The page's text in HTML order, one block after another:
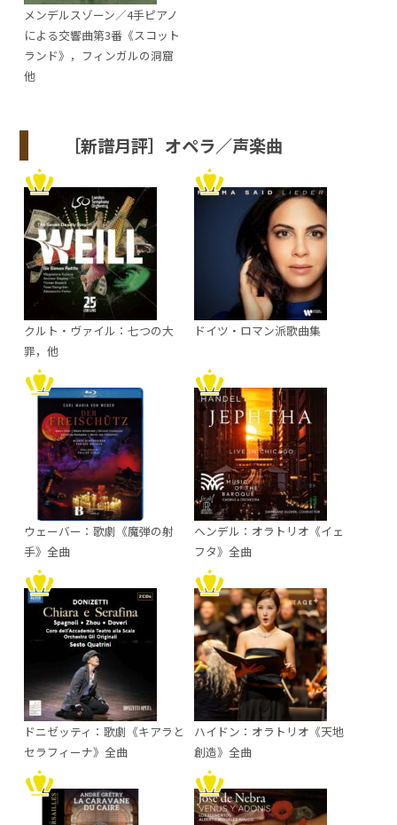
メンデルスゾーン／4手ピアノ
による交響曲第3番《スコット
ランド》，フィンガルの洞窟
他
［新譜月評］オペラ／声楽曲
クルト・ヴァイル：七つの大
罪，他
ドイツ・ロマン派歌曲集
ウェーバー：歌劇《魔弾の射
手》全曲
ヘンデル：オラトリオ《イェ
フタ》全曲
ドニゼッティ：歌劇《キアラと
セラフィーナ》全曲
ハイドン：オラトリオ《天地
創造》全曲